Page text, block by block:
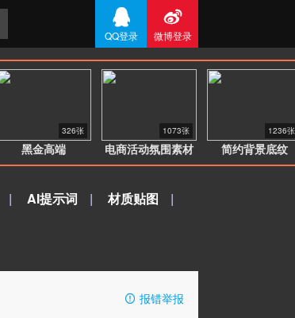

QQ登录

微博登录
黑金高端
326张
电商活动氛围素材
1073张
简约背景底纹
1236张
| AI提示词 | 材质贴图
|
 报错举报